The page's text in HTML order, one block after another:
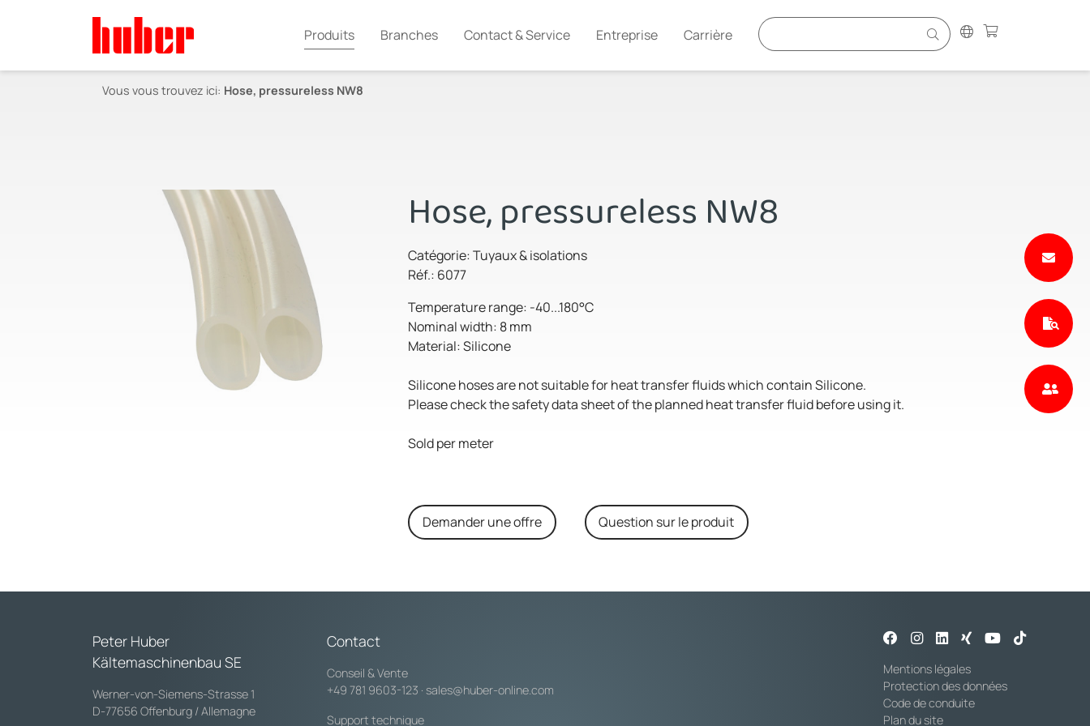
Produits Branches Contact & Service Entreprise Carrière
Vous vous trouvez ici: Hose, pressureless NW8
Hose, pressureless NW8
Catégorie: Tuyaux & isolations
Réf.: 6077
Temperature range: -40...180°C
Nominal width: 8 mm
Material: Silicone
Silicone hoses are not suitable for heat transfer fluids which contain Silicone.
Please check the safety data sheet of the planned heat transfer fluid before using it.
Sold per meter
Demander une offre Question sur le produit
Peter Huber
Kältemaschinenbau SE
Werner-von-Siemens-Strasse 1
D-77656 Offenburg / Allemagne
Contact
Conseil & Vente
+49 781 9603-123 · sales@huber-online.com
Support technique
Mentions légales
Protection des données
Code de conduite
Plan du site